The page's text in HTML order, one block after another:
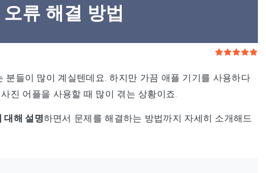
류 해결 방법
들이 많이 계실텐데요. 하지만 가끔 애플 기기를 사용하다
진 어플을 사용할 때 많이 겪는 상황이죠.
대해 설명하면서 문제를 해결하는 방법까지 자세히 소개해드